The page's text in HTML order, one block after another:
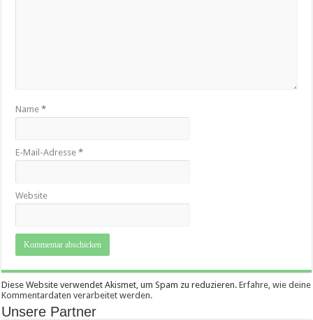
Name*
E-Mail-Adresse*
Website
Diese Website verwendet Akismet, um Spam zu reduzieren.Erfahre, wie deine
Kommentardaten verarbeitet werden.
Unsere Partner